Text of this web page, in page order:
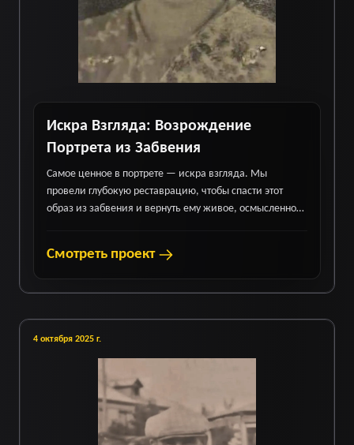
Искра Взгляда: Возрождение
Портрета из Забвения
Самое ценное в портрете — искра взгляда. Мы
провели глубокую реставрацию, чтобы спасти этот
образ из забвения и вернуть ему живое, осмысленное
Смотреть проект
4 октября 2025 г.